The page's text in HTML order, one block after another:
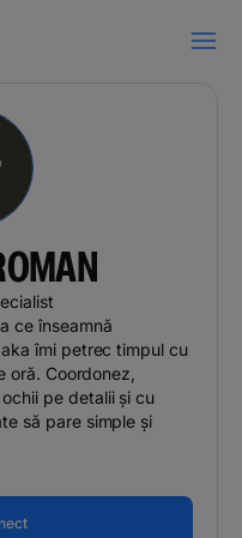
ce înseamnă
îmi petrec timpul cu
Coordonez,
pe detalii și cu
să pare simple și